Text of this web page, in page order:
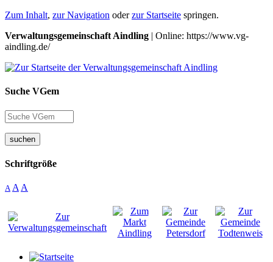
Zum Inhalt, zur Navigation oderzur Startseite springen.
Verwaltungsgemeinschaft Aindling | Online: https://www.vg-
aindling.de/
Suche VGem
suchen
Schriftgröße
A A A